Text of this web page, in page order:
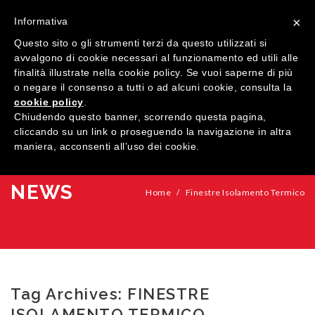
MENU
HOME
AZIENDA
Legno
Porte
ARREDI SU MISURA
NEWS Home / Finestre Isolamento Termico
Tag Archives: FINESTRE
×
Informativa
Questo sito o gli strumenti terzi da questo utilizzati si
avvalgono di cookie necessari al funzionamento ed utili alle
finalità illustrate nella cookie policy. Se vuoi saperne di più
o negare il consenso a tutti o ad alcuni cookie, consulta la
cookie policy
Chiudendo questo banner, scorrendo questa pagina,
cliccando su un link o proseguendo la navigazione in altra
maniera, acconsenti all’uso dei cookie.